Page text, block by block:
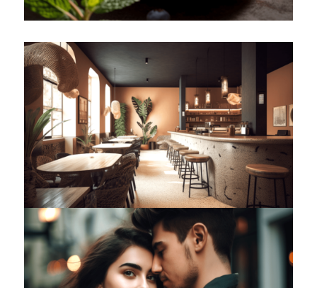
Noté4.90 sur 5 basé sur17notation client
(1avis client)